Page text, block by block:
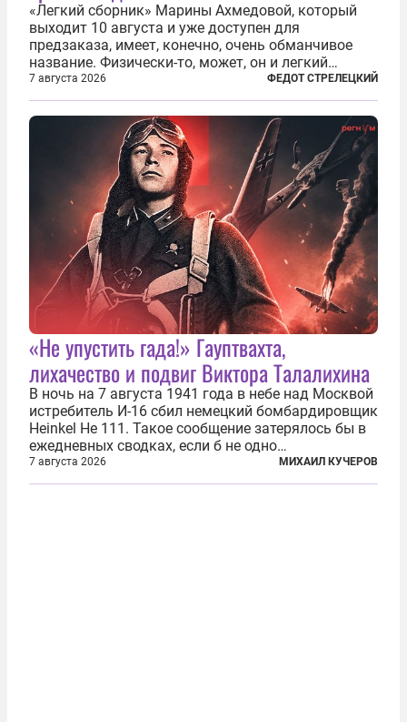
«Легкий сборник» Марины Ахмедовой, который
выходит 10 августа и уже доступен для
предзаказа, имеет, конечно, очень обманчивое
название. Физически-то, может, он и легкий
относительно. Но метафизически —
безотносительно тяжелый. Десять рассказов,
каждый из которых напрямую или косвенно (в
основном —...
7 августа 2026 ФЕДОТ СТРЕЛЕЦКИЙ
«Не упустить гада!» Гауптвахта,
лихачество и подвиг Виктора Талалихина
В ночь на 7 августа 1941 года в небе над Москвой
истребитель И-16 сбил немецкий бомбардировщик
Heinkel He 111. Такое сообщение затерялось бы в
ежедневных сводках, если б не одно
обстоятельство. Это был один из первых в
истории отечественной авиации ночных таранов.
7 августа 2026 МИХАИЛ КУЧЕРОВ